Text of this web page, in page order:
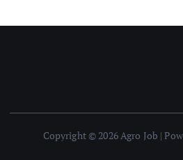
Copyright © 2026 Agro Job |